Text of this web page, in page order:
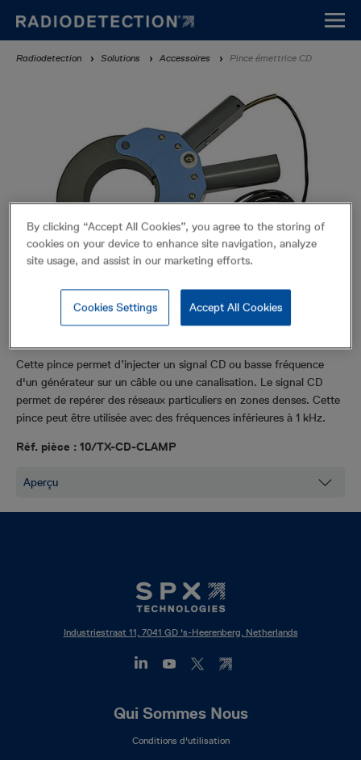
contenu
principal
Fil
Radiodetection Solutions Accessoires Pince émettrice CD
Pince émettrice CD
Cette pince permet d’injecter un signal CD ou basse fréquence
d'un générateur sur un câble ou une canalisation. Le signal CD
permet de repérer des réseaux particuliers en zones denses. Cette
pince peut être utilisée avec des fréquences inférieures à 1 kHz.
Réf. pièce : 10/TX-CD-CLAMP
Industriestraat 11, 7041 GD 's-Heerenberg, Netherlands
Qui Sommes Nous
Conditions d'utilisation
By clicking “Accept All Cookies”, you agree to the storing of
cookies on your device to enhance site navigation, analyze
site usage, and assist in our marketing efforts.
Accept All Cookies
Cookies Settings